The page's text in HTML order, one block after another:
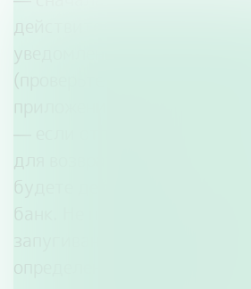
действительно поступили
уведомление о зачислении
(проверьте поступление
— если отправитель уже
будете действовать по
банк. Не поддавайтесь на
определенную сумму себе в